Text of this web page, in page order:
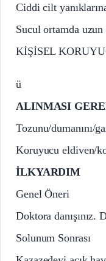
Ciddi cilt
Sucul ortamda
KİŞİSEL
ü
ALINMASI
Tozunu/dumanını/
Koruyucu eldiven/
İLKYARDIM
Genel Öneri
Doktora
Solunum Sonrası